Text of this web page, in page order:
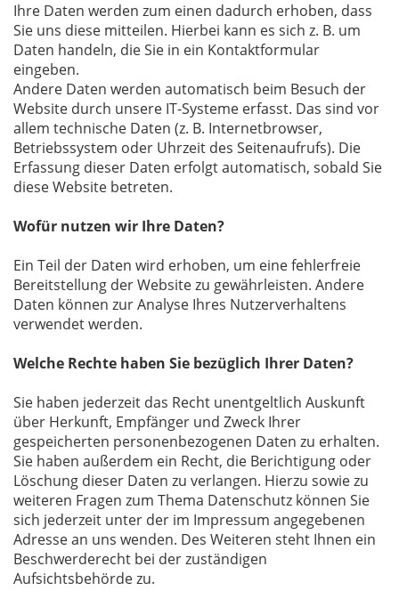
Ihre Daten werden zum einen dadurch erhoben, dass
Sie uns diese mitteilen. Hierbei kann es sich z. B. um
Daten handeln, die Sie in ein Kontaktformular
eingeben.
Andere Daten werden automatisch beim Besuch der
Website durch unsere IT-Systeme erfasst. Das sind vor
allem technische Daten (z. B. Internetbrowser,
Betriebssystem oder Uhrzeit des Seitenaufrufs). Die
Erfassung dieser Daten erfolgt automatisch, sobald Sie
diese Website betreten.
Wofür nutzen wir Ihre Daten?
Ein Teil der Daten wird erhoben, um eine fehlerfreie
Bereitstellung der Website zu gewährleisten. Andere
Daten können zur Analyse Ihres Nutzerverhaltens
verwendet werden.
Welche Rechte haben Sie bezüglich Ihrer Daten?
Sie haben jederzeit das Recht unentgeltlich Auskunft
über Herkunft, Empfänger und Zweck Ihrer
gespeicherten personenbezogenen Daten zu erhalten.
Sie haben außerdem ein Recht, die Berichtigung oder
Löschung dieser Daten zu verlangen. Hierzu sowie zu
weiteren Fragen zum Thema Datenschutz können Sie
sich jederzeit unter der im Impressum angegebenen
Adresse an uns wenden. Des Weiteren steht Ihnen ein
Beschwerderecht bei der zuständigen
Aufsichtsbehörde zu.